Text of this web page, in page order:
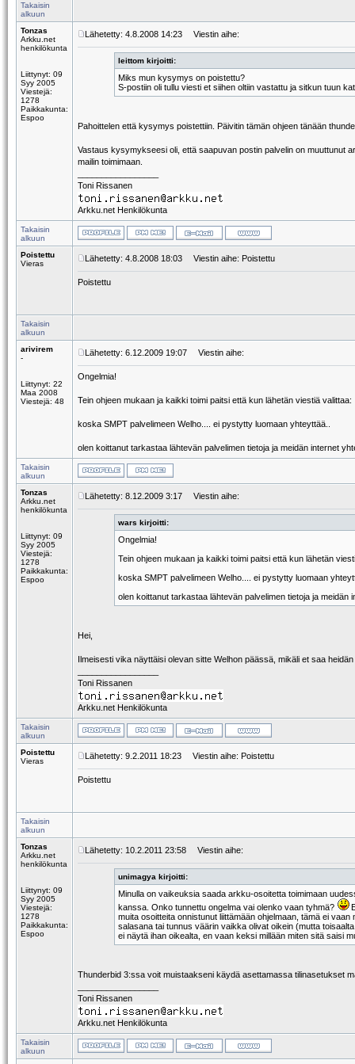
Takaisin
alkuun
Tonzas
Arkku.net
henkilökunta
Liittynyt: 09
Syy 2005
Viestejä:
1278
Paikkakunta:
Espoo
Lähetetty: 4.8.2008 14:23 Viestin aihe:
leittom kirjoitti:
Miks mun kysymys on poistettu?
S-postiin oli tullu viesti et siihen oltiin vastattu ja sitkun tuun
Pahoittelen että kysymys poistettiin. Päivitin tämän ohjeen tänään
Vastaus kysymykseesi oli, että saapuvan postin palvelin on muuttunut
mailin toimimaan.
Toni Rissanen
Arkku.net Henkilökunta
Takaisin
alkuun
Poistettu
Vieras
Lähetetty: 4.8.2008 18:03 Viestin aihe: Poistettu
Poistettu
Takaisin
alkuun
arivirem
-
Liittynyt: 22
Maa 2008
Viestejä: 48
Lähetetty: 6.12.2009 19:07 Viestin aihe:
Ongelmia!
Tein ohjeen mukaan ja kaikki toimi paitsi että kun lähetän viestiä valittaa:
koska SMPT palvelimeen Welho.... ei pystytty luomaan yhteyttää..
olen koittanut tarkastaa lähtevän palvelimen tietoja ja meidän internet
Takaisin
alkuun
Tonzas
Arkku.net
henkilökunta
Liittynyt: 09
Syy 2005
Viestejä:
1278
Paikkakunta:
Espoo
Lähetetty: 8.12.2009 3:17 Viestin aihe:
wars kirjoitti:
Ongelmia!
Tein ohjeen mukaan ja kaikki toimi paitsi että kun lähetän
koska SMPT palvelimeen Welho.... ei pystytty luomaan
olen koittanut tarkastaa lähtevän palvelimen tietoja ja
Hei,
Ilmeisesti vika näyttäisi olevan sitte Welhon päässä, mikäli et saa
Toni Rissanen
Arkku.net Henkilökunta
Takaisin
alkuun
Poistettu
Vieras
Lähetetty: 9.2.2011 18:23 Viestin aihe: Poistettu
Poistettu
Takaisin
alkuun
Tonzas
Arkku.net
henkilökunta
Liittynyt: 09
Syy 2005
Viestejä:
1278
Paikkakunta:
Espoo
Lähetetty: 10.2.2011 23:58 Viestin aihe:
unimagya kirjoitti:
Minulla on vaikeuksia saada arkku-osoitetta toimimaan
kanssa. Onko tunnettu ongelma vai olenko vaan tyhmä?
muita osoitteita onnistunut liittämään ohjelmaan, tämä ei
salasana tai tunnus väärin vaikka olivat oikein (mutta
ei näytä ihan oikealta, en vaan keksi millään miten sitä saisi
Thunderbid 3:ssa voit muistaakseni käydä asettamassa tilinasetukset
Toni Rissanen
Arkku.net Henkilökunta
Takaisin
alkuun